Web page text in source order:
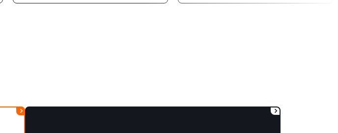
erg moeizaam; tussen de e-